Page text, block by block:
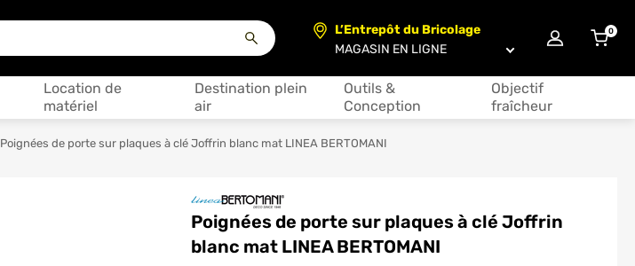
L’Entrepôt du Bricolage
Choisir un magasin
0article
Location de
matériel
Destination plein
air
Outils &
Conception
Objectif
fraîcheur
Poignées de porte sur plaques à clé Joffrin blanc mat LINEA BERTOMANI
Poignées de porte sur plaques à clé Joffrin
blanc mat LINEA BERTOMANI